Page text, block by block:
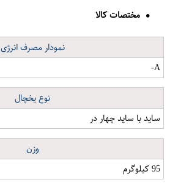
مختصات کالا
نمودار مصرف انرژی
A-
نوع یخچال
ساید با ساید چهار در
وزن
95 کیلوگرم